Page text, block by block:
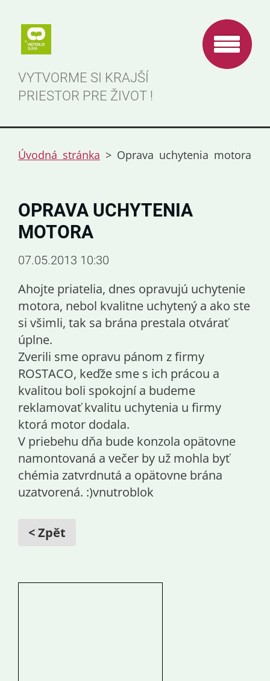
VYTVORME SI KRAJŠÍ
PRIESTOR PRE ŽIVOT !
Úvodná stránka > Oprava uchytenia motora
OPRAVA UCHYTENIA
MOTORA
07.05.2013 10:30
Ahojte priatelia, dnes opravujú uchytenie
motora, nebol kvalitne uchytený a ako ste
si všimli, tak sa brána prestala otvárať
úplne.
Zverili sme opravu pánom z firmy
ROSTACO, keďže sme s ich prácou a
kvalitou boli spokojní a budeme
reklamovať kvalitu uchytenia u firmy
ktorá motor dodala.
V priebehu dňa bude konzola opätovne
namontovaná a večer by už mohla byť
chémia zatvrdnutá a opätovne brána
uzatvorená. :)vnutroblok
< Zpět